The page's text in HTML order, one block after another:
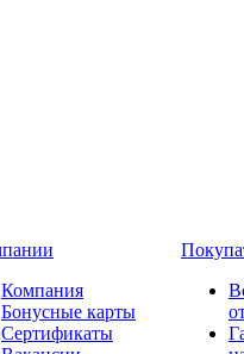
Компания
Бонусные карты
Сертификаты